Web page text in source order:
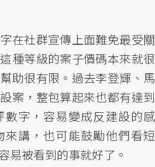
在社群宣傳上面難免最受關
種等級的案子價碼本來就很
助很有限。過去李登輝、馬
案，整包算起來也都有達到
字，容易變成反建設的感
來講，也可能鼓勵他們看短
易被看到的事就好了。